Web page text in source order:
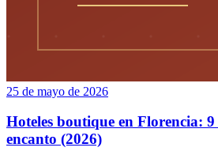
25 de mayo de 2026
Hoteles boutique en Florencia: 9
encanto (2026)